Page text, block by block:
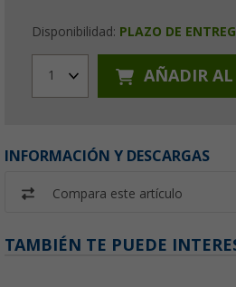
Disponibilidad: PLAZO DE
1 AÑADIR AL
INFORMACIÓN Y DESCARGAS
Compara este artículo
TAMBIÉN TE PUEDE